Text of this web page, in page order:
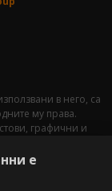
в него, са
му права.
графични и
се
съгласие на
е